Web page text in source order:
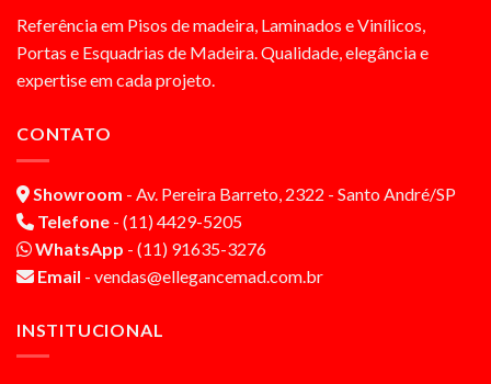
Referência em Pisos de madeira, Laminados e Vinílicos,
Portas e Esquadrias de Madeira. Qualidade, elegância e
expertise em cada projeto.
CONTATO
Showroom - Av. Pereira Barreto, 2322 - Santo André/SP
Telefone - (11) 4429-5205
WhatsApp - (11) 91635-3276
Email - vendas@ellegancemad.com.br
INSTITUCIONAL